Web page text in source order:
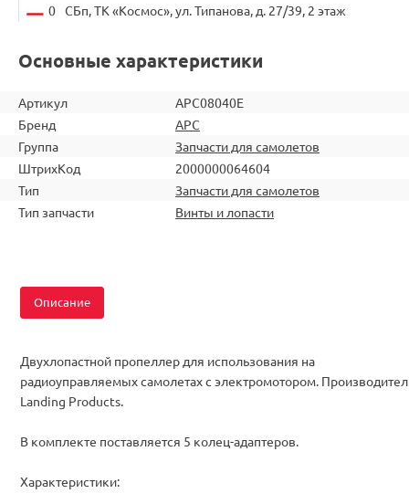
0 СБп, ТК «Космос», ул. Типанова, д. 27/39, 2 этаж
Основные характеристики
Артикул
APC08040E
Бренд
APC
Группа
Запчасти для самолетов
ШтрихКод
2000000064604
Тип
Запчасти для самолетов
Тип запчасти
Винты и лопасти
Описание
Двухлопастной пропеллер для использования на
радиоуправляемых самолетах с электромотором.
Landing Products.
В комплекте поставляется 5 колец-адаптеров.
Характеристики: